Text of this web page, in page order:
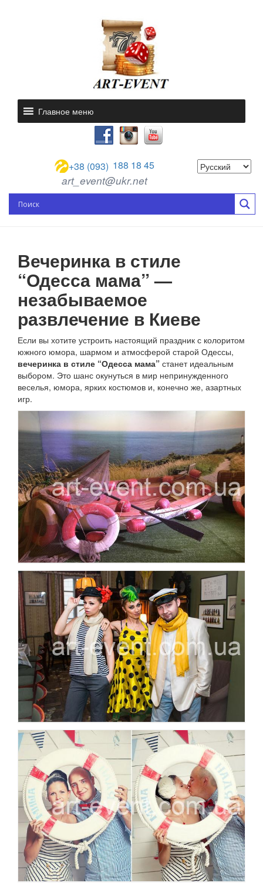
Главное меню
+38 (093) 188 18 45
art_event@ukr.net
Вечеринка в стиле
“Одесса мама” —
незабываемое
развлечение в Киеве
Если вы хотите устроить настоящий праздник с колоритом
южного юмора, шармом и атмосферой старой Одессы,
вечеринка в стиле “Одесса мама” станет идеальным
выбором. Это шанс окунуться в мир непринужденного
веселья, юмора, ярких костюмов и, конечно же, азартных
игр.